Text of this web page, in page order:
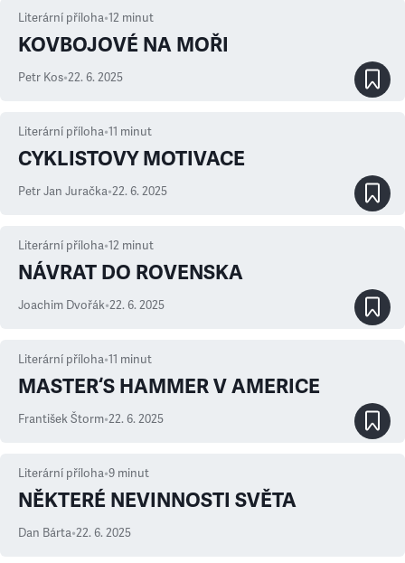
Literární příloha•12 minut
KOVBOJOVÉ NA MOŘI
Petr Kos•22. 6. 2025
Literární příloha•11 minut
CYKLISTOVY MOTIVACE
Petr Jan Juračka•22. 6. 2025
Literární příloha•12 minut
NÁVRAT DO ROVENSKA
Joachim Dvořák•22. 6. 2025
Literární příloha•11 minut
MASTER‘S HAMMER V AMERICE
František Štorm•22. 6. 2025
Literární příloha•9 minut
NĚKTERÉ NEVINNOSTI SVĚTA
Dan Bárta•22. 6. 2025